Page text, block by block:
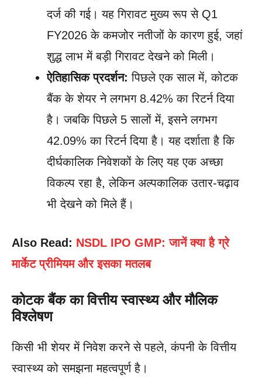
दर्ज की गई। यह गिरावट मुख्य रूप से Q1
FY2026 के कमजोर नतीजों के कारण हुई, जहां
शुद्ध लाभ में बड़ी गिरावट देखने को मिली।
ऐतिहासिक प्रदर्शन: पिछले एक साल में, कोटक
बैंक के शेयर ने लगभग 8.42% का रिटर्न दिया
है। जबकि पिछले 5 सालों में, इसने लगभग
42.09% का रिटर्न दिया है। यह दर्शाता है कि
दीर्घकालिक निवेशकों के लिए यह एक अच्छा
विकल्प रहा है, लेकिन अल्पकालिक उतार-चढ़ाव
भी देखने को मिले हैं।
Also Read: NSDL IPO GMP: जानें क्या है ग्रे
मार्केट प्रीमियम और इसका मतलब
कोटक बैंक का वित्तीय स्वास्थ्य और मौलिक
विश्लेषण
किसी भी शेयर में निवेश करने से पहले, कंपनी के वित्तीय
स्वास्थ्य को समझना महत्वपूर्ण है।